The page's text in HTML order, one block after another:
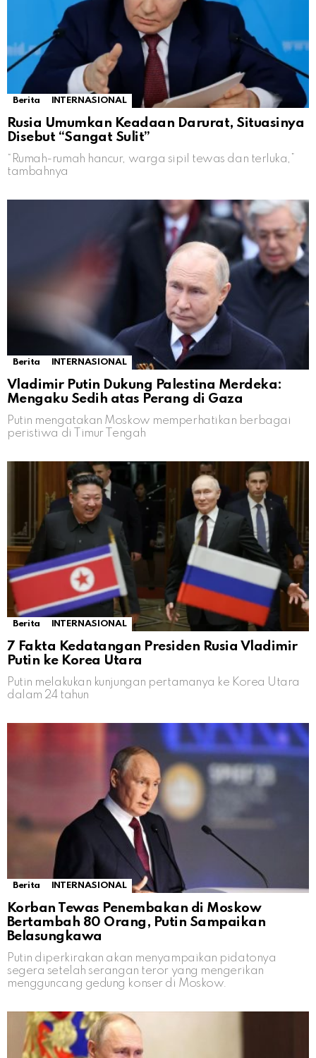
Berita INTERNASIONAL
Rusia Umumkan Keadaan Darurat, Situasinya
Disebut “Sangat Sulit”
“Rumah-rumah hancur, warga sipil tewas dan terluka,”
tambahnya
Berita INTERNASIONAL
Vladimir Putin Dukung Palestina Merdeka:
Mengaku Sedih atas Perang di Gaza
Putin mengatakan Moskow memperhatikan berbagai
peristiwa di Timur Tengah
Berita INTERNASIONAL
7 Fakta Kedatangan Presiden Rusia Vladimir
Putin ke Korea Utara
Putin melakukan kunjungan pertamanya ke Korea Utara
dalam 24 tahun
Berita INTERNASIONAL
Korban Tewas Penembakan di Moskow
Bertambah 80 Orang, Putin Sampaikan
Belasungkawa
Putin diperkirakan akan menyampaikan pidatonya
segera setelah serangan teror yang mengerikan
mengguncang gedung konser di Moskow.